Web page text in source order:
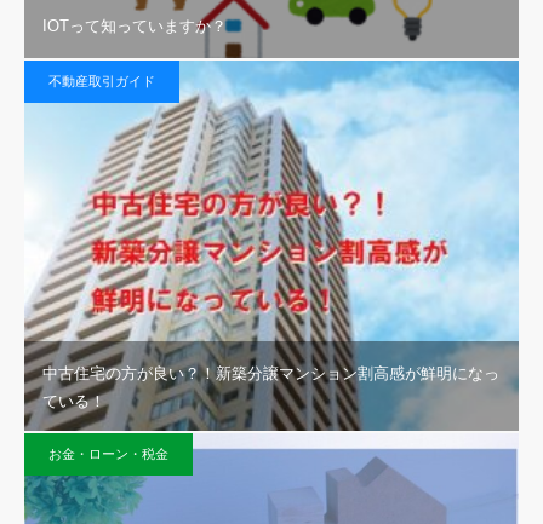
IOTって知っていますか？
不動産取引ガイド
中古住宅の方が良い？！新築分譲マンション割高感が鮮明になっ
ている！
お金・ローン・税金